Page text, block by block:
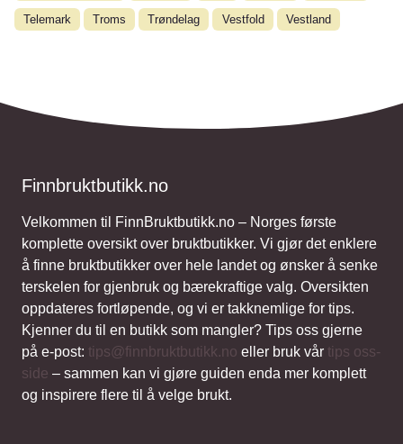
Telemark Troms Trøndelag Vestfold Vestland
Finnbruktbutikk.no
Velkommen til FinnBruktbutikk.no – Norges første
komplette oversikt over bruktbutikker. Vi gjør det enklere
å finne bruktbutikker over hele landet og ønsker å senke
terskelen for gjenbruk og bærekraftige valg. Oversikten
oppdateres fortløpende, og vi er takknemlige for tips.
Kjenner du til en butikk som mangler? Tips oss gjerne
på e-post: tips@finnbruktbutikk.no eller bruk vår tips oss-
side – sammen kan vi gjøre guiden enda mer komplett
og inspirere flere til å velge brukt.